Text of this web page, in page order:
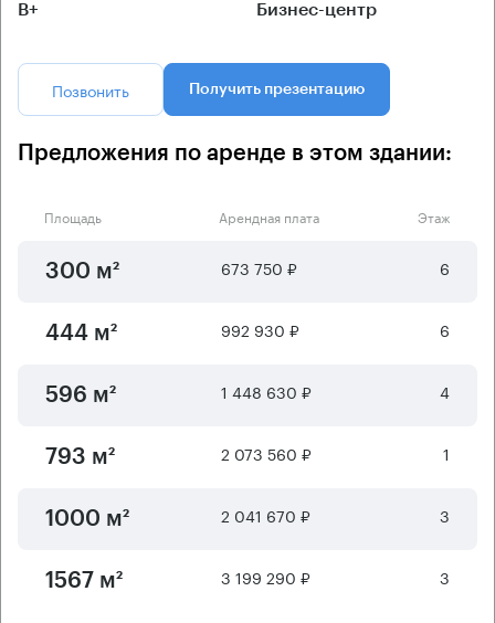
B+ Бизнес-центр
Позвонить Получить презентацию
Предложения по аренде в этом здании:
Площадь Арендная плата Этаж
300 м² 673 750 ₽ 6
444 м² 992 930 ₽ 6
596 м² 1 448 630 ₽ 4
793 м² 2 073 560 ₽ 1
1000 м² 2 041 670 ₽ 3
1567 м² 3 199 290 ₽ 3